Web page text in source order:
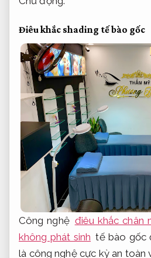
Điêu khắc shading tế bào gốc
Công nghệ điêu khắc chân
không phát sinh tế bào gốc
là công nghệ cực kỳ an toàn